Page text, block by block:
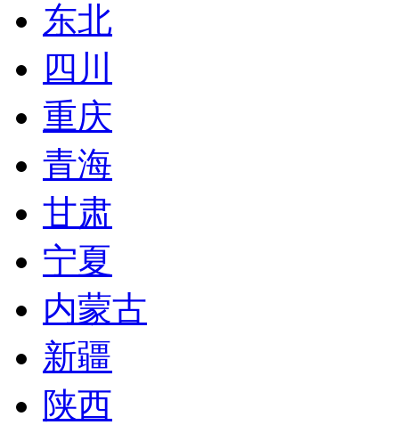
东北
四川
重庆
青海
甘肃
宁夏
内蒙古
新疆
陕西